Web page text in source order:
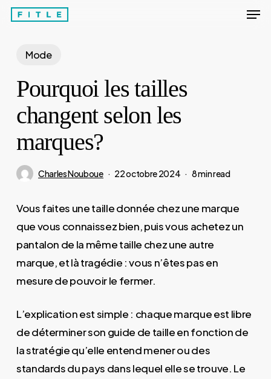
Skip
content
Mode
Pourquoi les tailles
changent selon les
marques?
Charles Nouboue 22 octobre 2024 8 min read
Vous faites une taille donnée chez une marque
que vous connaissez bien, puis vous achetez un
pantalon de la même taille chez une autre
marque, et là tragédie : vous n’êtes pas en
mesure de pouvoir le fermer.
L’explication est simple : chaque marque est libre
de déterminer son guide de taille en fonction de
la stratégie qu’elle entend mener ou des
standards du pays dans lequel elle se trouve. Le